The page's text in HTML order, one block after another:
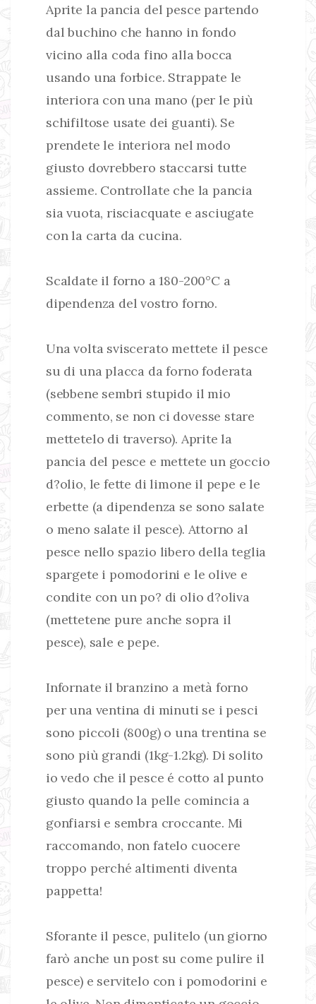
Aprite la pancia del pesce partendo
dal buchino che hanno in fondo
vicino alla coda fino alla bocca
usando una forbice. Strappate le
interiora con una mano (per le più
schifiltose usate dei guanti). Se
prendete le interiora nel modo
giusto dovrebbero staccarsi tutte
assieme. Controllate che la pancia
sia vuota, risciacquate e asciugate
con la carta da cucina.
Scaldate il forno a 180-200°C a
dipendenza del vostro forno.
Una volta sviscerato mettete il pesce
su di una placca da forno foderata
(sebbene sembri stupido il mio
commento, se non ci dovesse stare
mettetelo di traverso). Aprite la
pancia del pesce e mettete un goccio
d?olio, le fette di limone il pepe e le
erbette (a dipendenza se sono salate
o meno salate il pesce). Attorno al
pesce nello spazio libero della teglia
spargete i pomodorini e le olive e
condite con un po? di olio d?oliva
(mettetene pure anche sopra il
pesce), sale e pepe.
Infornate il branzino a metà forno
per una ventina di minuti se i pesci
sono piccoli (800g) o una trentina se
sono più grandi (1kg-1.2kg). Di solito
io vedo che il pesce é cotto al punto
giusto quando la pelle comincia a
gonfiarsi e sembra croccante. Mi
raccomando, non fatelo cuocere
troppo perché altimenti diventa
pappetta!
Sforante il pesce, pulitelo (un giorno
farò anche un post su come pulire il
pesce) e servitelo con i pomodorini e